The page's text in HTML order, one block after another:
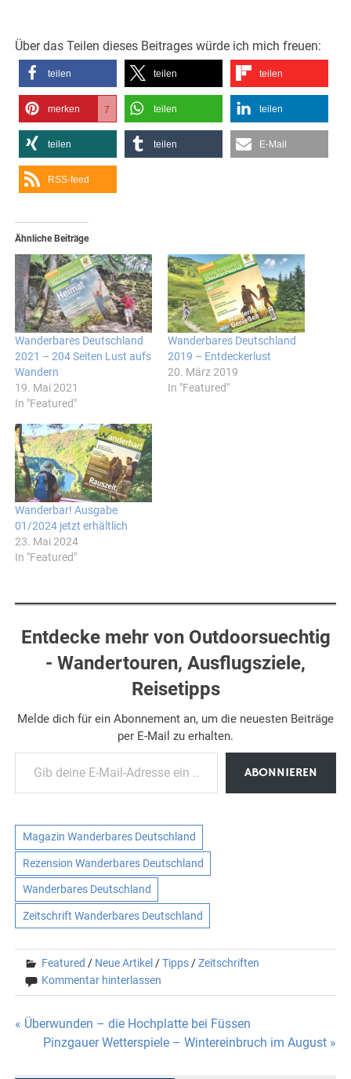
Über das Teilen dieses Beitrages würde ich mich freuen:
teilen teilen teilen
merken 7 teilen teilen
teilen teilen E-Mail
RSS-feed
Ähnliche Beiträge
Wanderbares Deutschland
2021 – 204 Seiten Lust aufs
Wandern
19. Mai 2021
In "Featured"
Wanderbares Deutschland
2019 – Entdeckerlust
20. März 2019
In "Featured"
Wanderbar! Ausgabe
01/2024 jetzt erhältlich
23. Mai 2024
In "Featured"
Entdecke mehr von Outdoorsuechtig
- Wandertouren, Ausflugsziele,
Reisetipps
Melde dich für ein Abonnement an, um die neuesten Beiträge
per E-Mail zu erhalten.
Gib deine E-Mail-Adresse ein ...
ABONNIEREN
Magazin Wanderbares Deutschland
Rezension Wanderbares Deutschland
Wanderbares Deutschland
Zeitschrift Wanderbares Deutschland
Featured / Neue Artikel /Tipps /Zeitschriften
Kommentar hinterlassen
Beitragsnavigation
« Überwunden – die Hochplatte bei Füssen
Pinzgauer Wetterspiele – Wintereinbruch im August »